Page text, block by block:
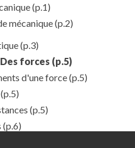
(p.1)
mécanique(p.2)
(p.3)
forces (p.5)
d'une force(p.5)
(p.5)
(p.5)
(p.6)